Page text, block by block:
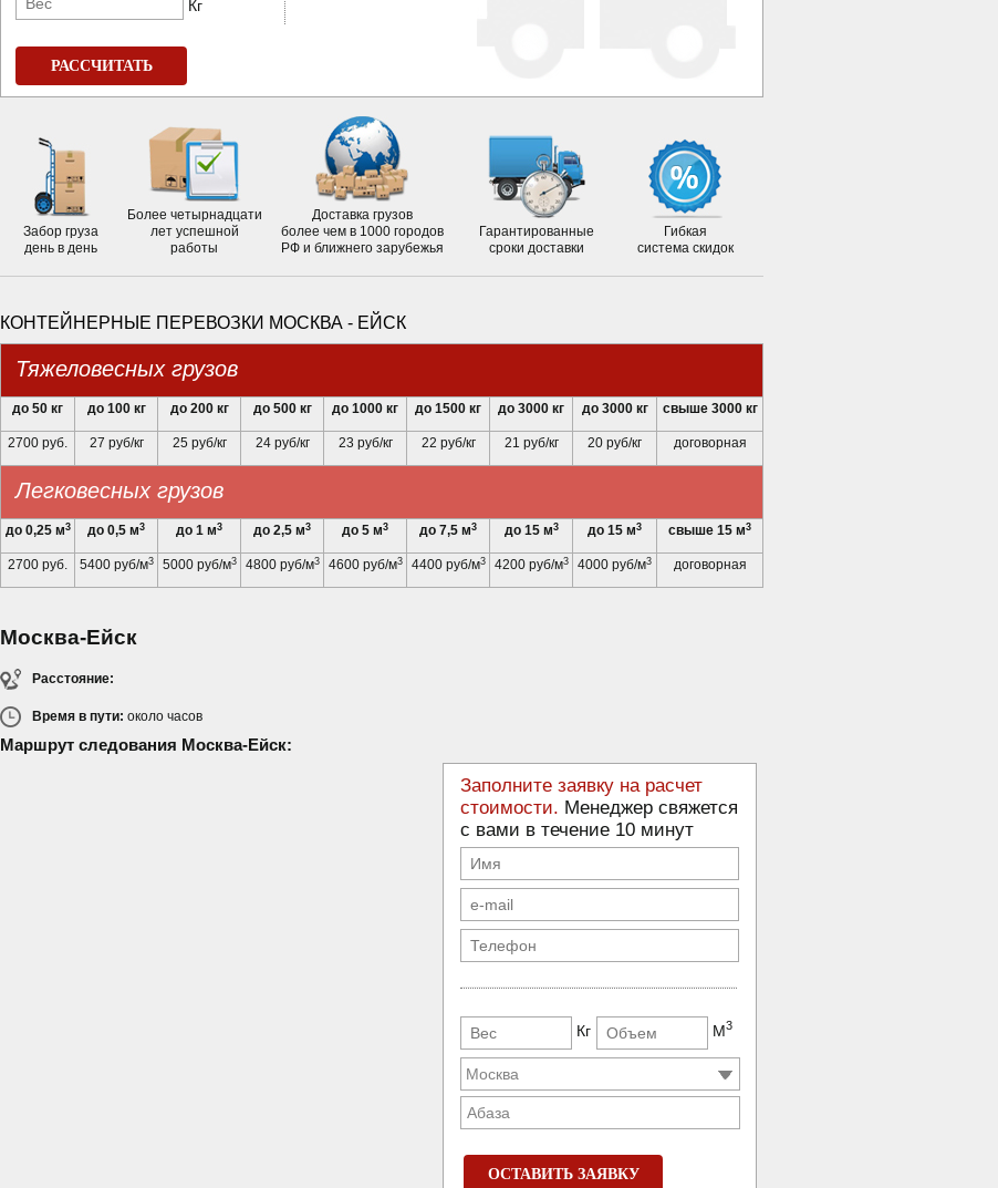
Кг
РАССЧИТАТЬ
Забор груза
день в день
Более четырнадцати
лет успешной
работы
Доставка грузов
более чем в 1000 городов
РФ и ближнего зарубежья
Гарантированные
сроки доставки
Гибкая
система скидок
КОНТЕЙНЕРНЫЕ ПЕРЕВОЗКИ МОСКВА - ЕЙСК
Тяжеловесных грузов
до 50 кг до 100 кг до 200 кг до 500 кг до 1000 кг до 1500 кг до 3000 кг до 3000 кг свыше 3000 кг
2700 руб. 27 руб/кг 25 руб/кг 24 руб/кг 23 руб/кг 22 руб/кг 21 руб/кг 20 руб/кг договорная
Легковесных грузов
до 0,25 м3 до 0,5 м3 до 1 м3 до 2,5 м3 до 5 м3 до 7,5 м3 до 15 м3 до 15 м3 свыше 15 м3
2700 руб. 5400 руб/м3 5000 руб/м3 4800 руб/м3 4600 руб/м3 4400 руб/м3 4200 руб/м3 4000 руб/м3 договорная
Москва-Ейск
Расстояние:
Время в пути: около часов
Маршрут следования Москва-Ейск:
Заполните заявку на расчет
стоимости. Менеджер свяжется
с вами в течение 10 минут
Кг М3
Абаза
ОСТАВИТЬ ЗАЯВКУ